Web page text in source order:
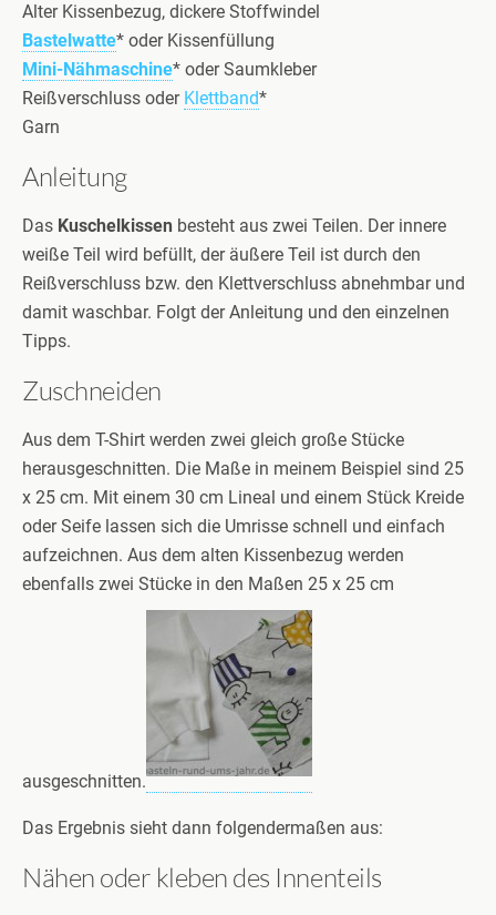
Alter Kissenbezug, dickere Stoffwindel
Bastelwatte* oder Kissenfüllung
Mini-Nähmaschine* oder Saumkleber
Reißverschluss oder Klettband*
Garn
Anleitung
Das Kuschelkissen besteht aus zwei Teilen. Der innere
weiße Teil wird befüllt, der äußere Teil ist durch den
Reißverschluss bzw. den Klettverschluss abnehmbar und
damit waschbar. Folgt der Anleitung und den einzelnen
Tipps.
Zuschneiden
Aus dem T-Shirt werden zwei gleich große Stücke
herausgeschnitten. Die Maße in meinem Beispiel sind 25
x 25 cm. Mit einem 30 cm Lineal und einem Stück Kreide
oder Seife lassen sich die Umrisse schnell und einfach
aufzeichnen. Aus dem alten Kissenbezug werden
ebenfalls zwei Stücke in den Maßen 25 x 25 cm
ausgeschnitten.
Das Ergebnis sieht dann folgendermaßen aus:
Nähen oder kleben des Innenteils